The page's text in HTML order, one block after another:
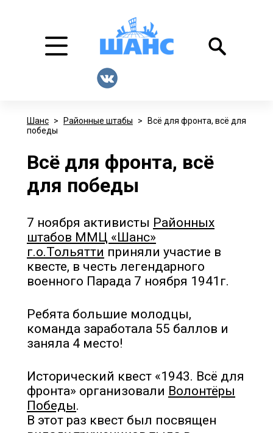
Шанс > Районные штабы >
Всё для фронта, всё для
победы
Всё для фронта, всё
для победы
7 ноября активисты Районных
штабов ММЦ «Шанс»
г.о.Тольятти приняли участие в
квесте, в честь легендарного
военного Парада 7 ноября 1941г.
Ребята большие молодцы,
команда заработала 55 баллов и
заняла 4 место!
Исторический квест «1943. Всё для
фронта» организовали Волонтёры
Победы.
В этот раз квест был посвящен